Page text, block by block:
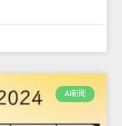
AI新聞